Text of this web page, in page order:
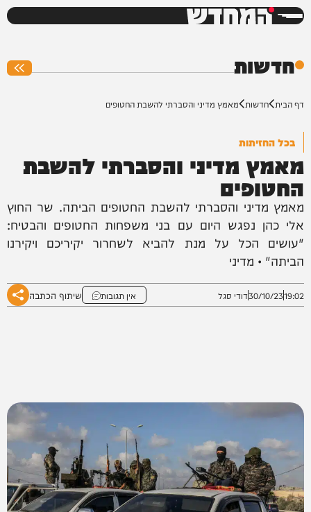
המחדש
חדשות
דף הבית חדשות מאמץ מדיני והסברתי להשבת החטופים
בכל החזיתות
מאמץ מדיני והסברתי להשבת
החטופים
מאמץ מדיני והסברתי להשבת החטופים הביתה. שר החוץ
אלי כהן נפגש היום עם בני משפחות החטופים והבטיח:
"עושים הכל על מנת להביא לשחרור יקיריכם ויקירנו
הביתה" • מדיני
19:02
30/10/23דודי סגל אין תגובות שיתוף הכתבה